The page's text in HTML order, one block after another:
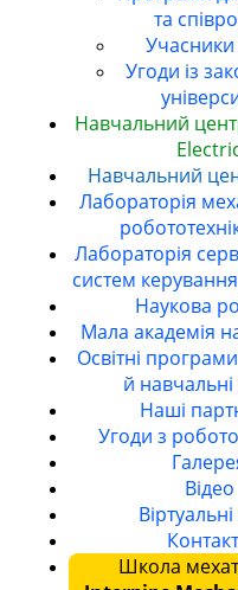
та
Угоди із
Навчальний
Навчальний
Лабораторія
Лабораторія
систем
Наукова
Мала академія
Освітні
й
Наші
Угоди з
Відео
Школа